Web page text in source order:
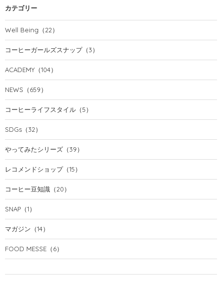
カテゴリー
Well Being （22）
コーヒーガールズスナップ（3）
ACADEMY （104）
NEWS （659）
コーヒーライフスタイル （5）
SDGs （32）
やってみたシリーズ （39）
レコメンドショップ（15）
コーヒー豆知識 （20）
SNAP （1）
マガジン （14）
FOOD MESSE （6）